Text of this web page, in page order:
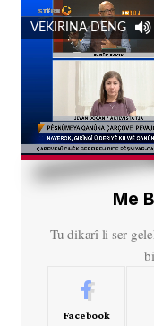
VEKIRINA DENG
Me
Tu dikarî li ser
Facebook